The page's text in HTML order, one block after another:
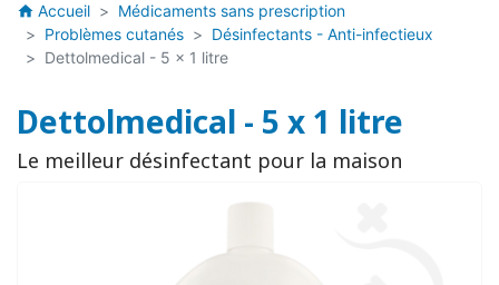
home Accueil
Médicaments sans prescription
Problèmes cutanés
Désinfectants - Anti-infectieux
Dettolmedical - 5 x 1 litre
Dettolmedical - 5 x 1 litre
Le meilleur désinfectant pour la maison